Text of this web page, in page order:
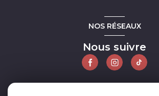
NOS RÉSEAUX
Nous suivre